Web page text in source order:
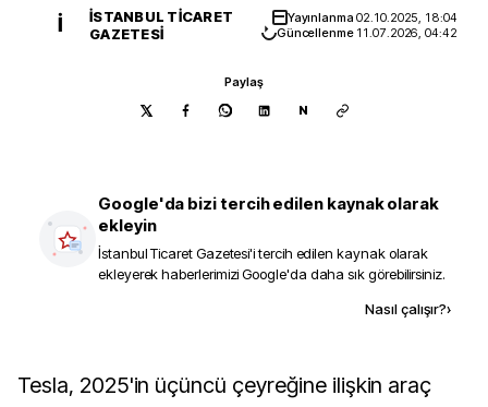
İ
İSTANBUL TICARET
GAZETESI
Yayınlanma02.10.2025, 18:04
Güncellenme 11.07.2026, 04:42
Paylaş
N
Google'da bizi tercih edilen kaynak olarak
ekleyin
İstanbul Ticaret Gazetesi'i tercih edilen kaynak olarak
ekleyerek haberlerimizi Google'da daha sık görebilirsiniz.
Nasıl çalışır?›
Tesla, 2025'in üçüncü çeyreğine ilişkin araç